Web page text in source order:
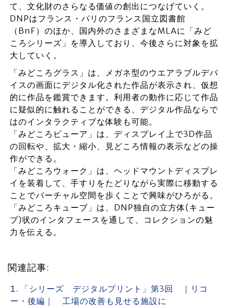
て、文化財のさらなる価値の創出につなげていく。
DNPはフランス・パリのフランス国立図書館
（BnF）のほか、国内外のさまざまなMLAに「みど
ころシリーズ」を導入しており、今後さらに対象を拡
大していく。
「みどころグラス」は、メガネ型のウエアラブルデバ
イスの画面にデジタル化された作品が表示され、仮想
的に作品を鑑賞できます。利用者の動作に応じて作品
に疑似的に触れることができる、デジタル作品ならで
はのインタラクティブな体験も可能。
「みどころビューア」は、ディスプレイ上で3D作品
の回転や、拡大・縮小、見どころ情報の表示などの操
作ができる。
「みどころウォーク」は、ヘッドマウントディスプレ
イを装着して、手すりをたどりながら実際に移動する
ことでバーチャル空間を歩くことで興味がひろがる。
「みどころキューブ」は、DNP独自の立方体(キュー
ブ)状のインタフェースを通して、コレクションの魅
力を伝える。
関連記事:
「シリーズ デジタルプリント」第3回 ｜リコ
ー・後編｜ 工場の改善も見せる施設に